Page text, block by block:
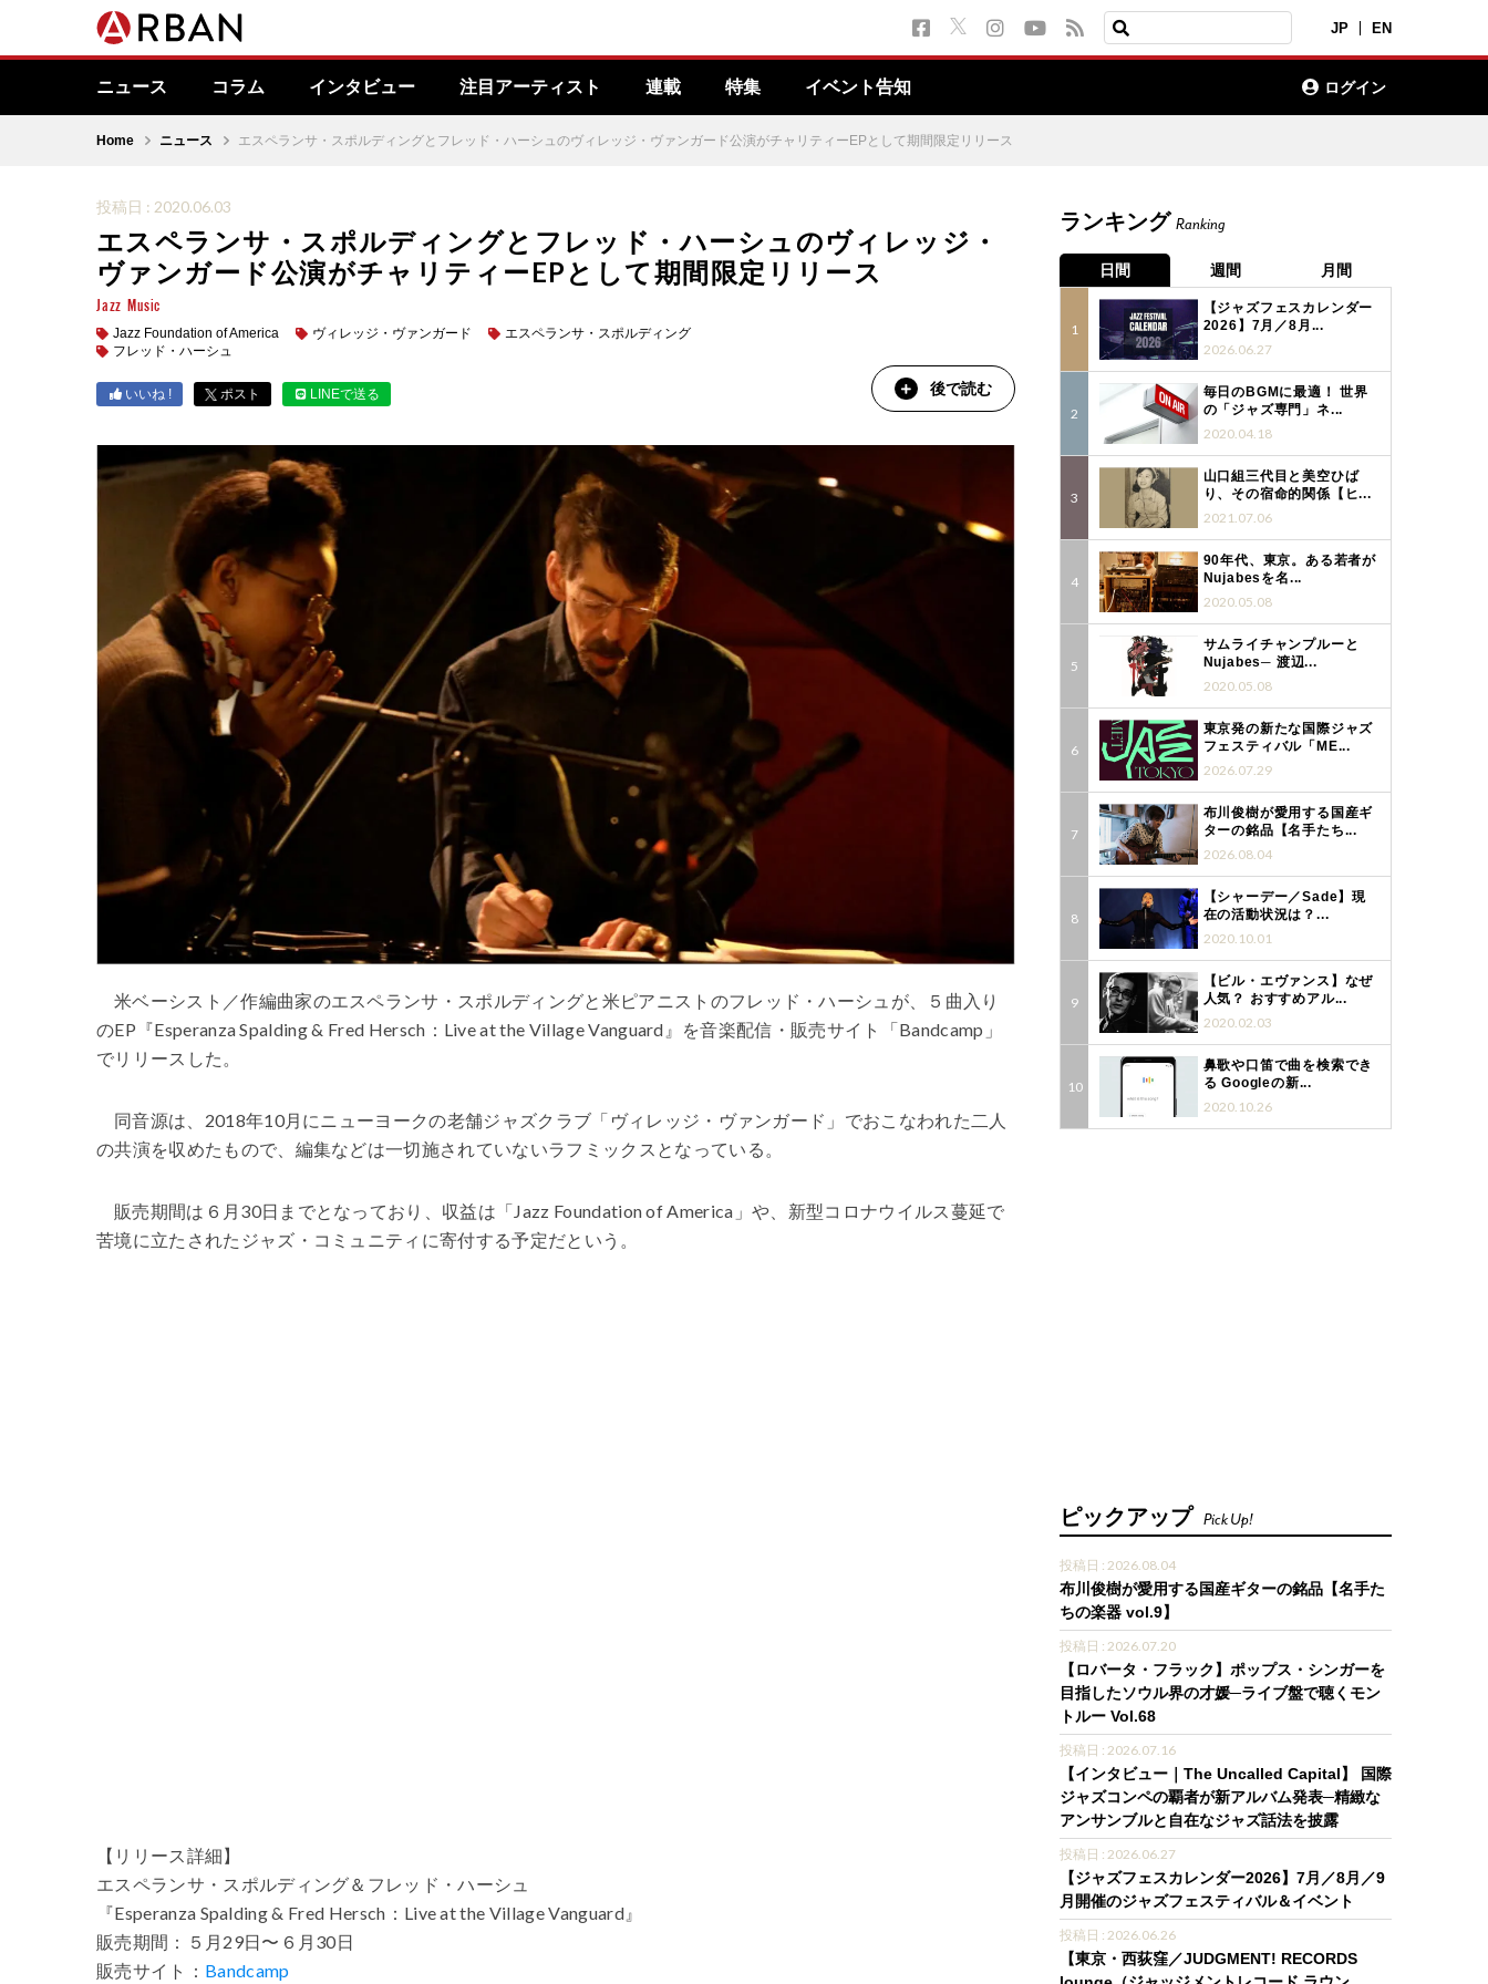
JP EN
ニュース コラム インタビュー 注目アーティスト 連載 特集 イベント告知 ログイン
Home ニュース エスペランサ・スポルディングとフレッド・ハーシュのヴィレッジ・ヴァンガード公演がチャリティーEPとして期間限定リリース
投稿日 : 2020.06.03
エスペランサ・スポルディングとフレッド・ハーシュのヴィレッジ・
ヴァンガード公演がチャリティーEPとして期間限定リリース
Jazz Music
Jazz Foundation of America ヴィレッジ・ヴァンガード
エスペランサ・スポルディング
フレッド・ハーシュ
いいね ! ポスト LINEで送る 後で読む
米ベーシスト／作編曲家のエスペランサ・スポルディングと米ピアニストのフレッド・ハーシュが、５曲入り
のEP『Esperanza Spalding & Fred Hersch：Live at the Village Vanguard』を音楽配信・販売サイト「Bandcamp」
でリリースした。
同音源は、2018年10月にニューヨークの老舗ジャズクラブ「ヴィレッジ・ヴァンガード」でおこなわれた二人
の共演を収めたもので、編集などは一切施されていないラフミックスとなっている。
販売期間は６月30日までとなっており、収益は「Jazz Foundation of America」や、新型コロナウイルス蔓延で
苦境に立たされたジャズ・コミュニティに寄付する予定だという。
【リリース詳細】
エスペランサ・スポルディング＆フレッド・ハーシュ
『Esperanza Spalding & Fred Hersch：Live at the Village Vanguard』
販売期間：５月29日〜６月30日
販売サイト： Bandcamp
ランキング Ranking
日間 週間 月間
【ジャズフェスカレンダー
2026】7月／8月...
2026.06.27
毎日のBGMに最適！ 世界
の「ジャズ専門」ネ...
2020.04.18
山口組三代目と美空ひば
り、その宿命的関係【ヒ...
2021.07.06
90年代、東京。ある若者が
Nujabesを名...
2020.05.08
サムライチャンプルーと
Nujabes─ 渡辺...
2020.05.08
東京発の新たな国際ジャズ
フェスティバル「ME...
2026.07.29
布川俊樹が愛用する国産ギ
ターの銘品【名手たち...
2026.08.04
【シャーデー／Sade】現
在の活動状況は？...
2020.10.01
【ビル・エヴァンス】なぜ
人気？ おすすめアル...
2020.02.03
鼻歌や口笛で曲を検索でき
る Googleの新...
2020.10.26
ピックアップ Pick Up!
投稿日 : 2026.08.04
布川俊樹が愛用する国産ギターの銘品【名手た
ちの楽器 vol.9】
投稿日 : 2026.07.20
【ロバータ・フラック】ポップス・シンガーを
目指したソウル界の才媛─ライブ盤で聴くモン
トルー Vol.68
投稿日 : 2026.07.16
【インタビュー｜The Uncalled Capital】 国際
ジャズコンペの覇者が新アルバム発表─精緻な
アンサンブルと自在なジャズ話法を披露
投稿日 : 2026.06.27
【ジャズフェスカレンダー2026】7月／8月／9
月開催のジャズフェスティバル＆イベント
投稿日 : 2026.06.26
【東京・西荻窪／JUDGMENT! RECORDS